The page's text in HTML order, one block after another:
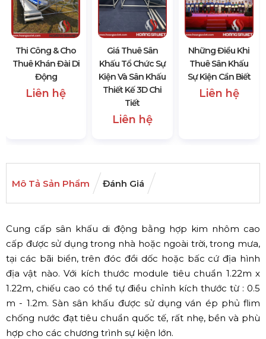
Thi Công & Cho
Thuê Khán Đài Di
Động
Liên hệ
Giá Thuê Sân
Khấu Tổ Chức Sự
Kiện Và Sân Khấu
Thiết Kế 3D Chi
Tiết
Liên hệ
Những Điều Khi
Thuê Sân Khấu
Sự Kiện Cần Biết
Liên hệ
Mô Tả Sản Phẩm Đánh Giá
Cung cấp sân khấu di động bằng hợp kim nhôm cao
cấp được sử dụng trong nhà hoặc ngoài trời, trong mưa,
tại các bãi biển, trên đóc đồi dốc hoặc bấc cứ địa hình
địa vật nào. Với kích thước module tiêu chuẩn 1.22m x
1.22m, chiếu cao có thể tự điều chỉnh kích thước từ : 0.5
m - 1.2m. Sàn sân khấu được sử dụng ván ép phủ flim
chống nước đạt tiêu chuẩn quốc tế, rất nhẹ, bền và phù
hợp cho các chương trình sự kiện lớn.